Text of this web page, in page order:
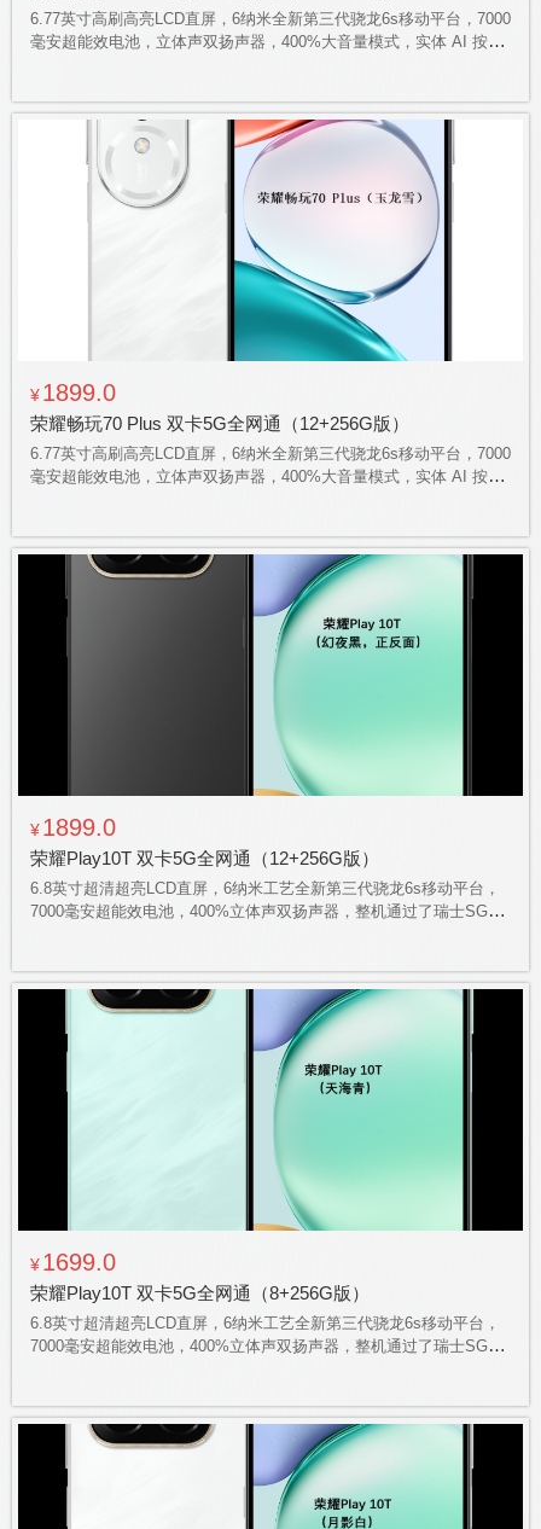
6.77英寸高刷高亮LCD直屏，6纳米全新第三代骁龙6s移动平台，7000
毫安超能效电池，立体声双扬声器，400%大音量模式，实体 AI 按
¥1899.0
荣耀畅玩70 Plus 双卡5G全网通（12+256G版）
6.77英寸高刷高亮LCD直屏，6纳米全新第三代骁龙6s移动平台，7000
毫安超能效电池，立体声双扬声器，400%大音量模式，实体 AI 按
¥1899.0
荣耀Play10T 双卡5G全网通（12+256G版）
6.8英寸超清超亮LCD直屏，6纳米工艺全新第三代骁龙6s移动平台，
7000毫安超能效电池，400%立体声双扬声器，整机通过了瑞士SGS
¥1699.0
荣耀Play10T 双卡5G全网通（8+256G版）
6.8英寸超清超亮LCD直屏，6纳米工艺全新第三代骁龙6s移动平台，
7000毫安超能效电池，400%立体声双扬声器，整机通过了瑞士SGS